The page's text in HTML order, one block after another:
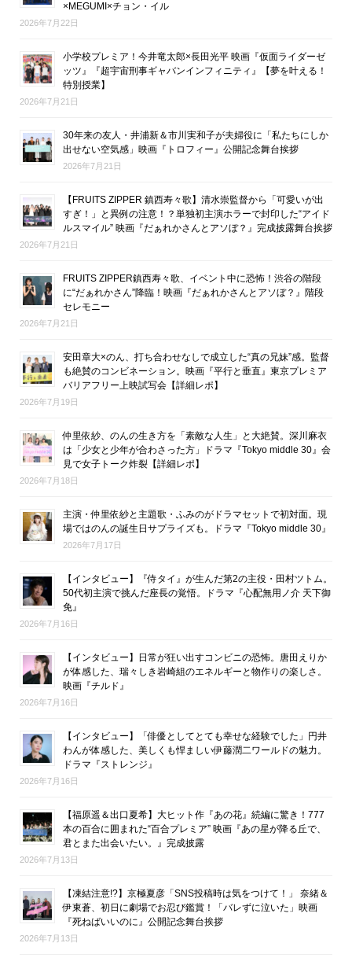
×MEGUMI×チョン・イル
2026年7月22日
小学校プレミア！今井竜太郎×長田光平 映画『仮面ライダーゼ
ッツ』『超宇宙刑事ギャバンインフィニティ』【夢を叶える！
特別授業】
2026年7月21日
30年来の友人・井浦新＆市川実和子が夫婦役に「私たちにしか
出せない空気感」映画『トロフィー』公開記念舞台挨拶
2026年7月21日
【FRUITS ZIPPER 鎮西寿々歌】清水崇監督から「可愛いが出
すぎ！」と異例の注意！？単独初主演ホラーで封印した“アイド
ルスマイル” 映画『だぁれかさんとアソぼ？』完成披露舞台挨拶
2026年7月21日
FRUITS ZIPPER鎮西寿々歌、イベント中に恐怖！渋谷の階段
に“だぁれかさん”降臨！映画『だぁれかさんとアソぼ？』階段
セレモニー
2026年7月21日
安田章大×のん、打ち合わせなしで成立した“真の兄妹”感。監督
も絶賛のコンビネーション。映画『平行と垂直』東京プレミア
バリアフリー上映試写会【詳細レポ】
2026年7月19日
仲里依紗、のんの生き方を「素敵な人生」と大絶賛。深川麻衣
は「少女と少年が合わさった方」ドラマ『Tokyo middle 30』会
見で女子トーク炸裂【詳細レポ】
2026年7月18日
主演・仲里依紗と主題歌・ふみのがドラマセットで初対面。現
場ではのんの誕生日サプライズも。ドラマ『Tokyo middle 30』
2026年7月17日
【インタビュー】『侍タイ』が生んだ第2の主役・田村ツトム。
50代初主演で挑んだ座長の覚悟。ドラマ『心配無用ノ介 天下御
免』
2026年7月16日
【インタビュー】日常が狂い出すコンビニの恐怖。唐田えりか
が体感した、瑞々しき岩崎組のエネルギーと物作りの楽しさ。
映画『チルド』
2026年7月16日
【インタビュー】「俳優としてとても幸せな経験でした」円井
わんが体感した、美しくも悍ましい伊藤潤二ワールドの魅力。
ドラマ『ストレンジ』
2026年7月16日
【福原遥＆出口夏希】大ヒット作『あの花』続編に驚き！777
本の百合に囲まれた“百合プレミア” 映画『あの星が降る丘で、
君とまた出会いたい。』完成披露
2026年7月13日
【凍結注意!?】京極夏彦「SNS投稿時は気をつけて！」 奈緒＆
伊東蒼、初日に劇場でお忍び鑑賞！「バレずに泣いた」映画
『死ねばいいのに』公開記念舞台挨拶
2026年7月13日